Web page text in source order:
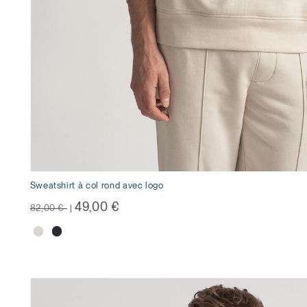
Sweatshirt à col rond avec logo
Prix réduit de
82,00 € à| 49,00 €